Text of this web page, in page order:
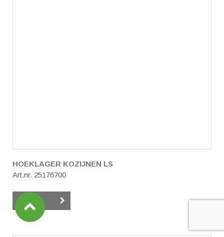
HOEKLAGER KOZIJNEN LS
Art.nr. 25176700
Details